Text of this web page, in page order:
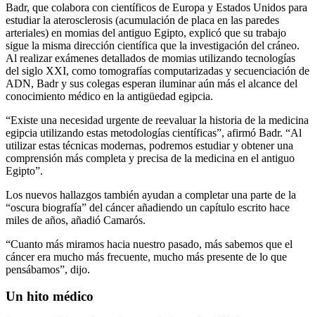
Badr, que colabora con científicos de Europa y Estados Unidos para
estudiar la aterosclerosis (acumulación de placa en las paredes
arteriales) en momias del antiguo Egipto, explicó que su trabajo
sigue la misma dirección científica que la investigación del cráneo.
Al realizar exámenes detallados de momias utilizando tecnologías
del siglo XXI, como tomografías computarizadas y secuenciación de
ADN, Badr y sus colegas esperan iluminar aún más el alcance del
conocimiento médico en la antigüedad egipcia.
“Existe una necesidad urgente de reevaluar la historia de la medicina
egipcia utilizando estas metodologías científicas”, afirmó Badr. “Al
utilizar estas técnicas modernas, podremos estudiar y obtener una
comprensión más completa y precisa de la medicina en el antiguo
Egipto”.
Los nuevos hallazgos también ayudan a completar una parte de la
“oscura biografía” del cáncer añadiendo un capítulo escrito hace
miles de años, añadió Camarós.
“Cuanto más miramos hacia nuestro pasado, más sabemos que el
cáncer era mucho más frecuente, mucho más presente de lo que
pensábamos”, dijo.
Un hito médico